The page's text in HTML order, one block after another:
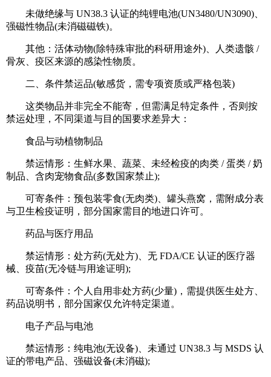
未做绝缘与 UN38.3 认证的纯锂电池(UN3480/UN3090)、
强磁性物品(未消磁磁铁)。
其他：活体动物(除特殊审批的科研用途外)、人类遗骸 /
骨灰、疫区来源的感染性物质。
二、条件禁运品(敏感货，需专项资质或严格包装)
这类物品并非完全不能寄，但需满足特定条件，否则按
禁运处理，不同渠道与目的国要求差异大：
食品与动植物制品
禁运情形：生鲜水果、蔬菜、未经检疫的肉类 / 蛋类 / 奶
制品、含肉宠物食品(多数国家禁止);
可寄条件：预包装零食(无肉类)、罐头燕窝，需附成分表
与卫生检疫证明，部分国家需目的地进口许可。
药品与医疗用品
禁运情形：处方药(无处方)、无 FDA/CE 认证的医疗器
械、疫苗(无冷链与用途证明);
可寄条件：个人自用非处方药(少量)，需提供医生处方、
药品说明书，部分国家仅允许特定渠道。
电子产品与电池
禁运情形：纯电池(无设备)、未通过 UN38.3 与 MSDS 认
证的带电产品、强磁设备(未消磁);